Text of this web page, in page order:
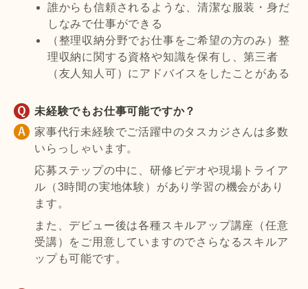
誰からも信頼されるような、清潔な服装・身だ
しなみで仕事ができる
（整理収納分野でお仕事をご希望の方のみ）整
理収納に関する資格や知識を保有し、第三者
（友人知人可）にアドバイスをしたことがある
未経験でもお仕事可能ですか？
家事代行未経験でご活躍中のタスカジさんは多数
いらっしゃいます。
応募ステップの中に、研修ビデオや現場トライア
ル（3時間の実地体験）があり学習の機会があり
ます。
また、デビュー後は各種スキルアップ講座（任意
受講）をご用意していますのでさらなるスキルア
ップも可能です。